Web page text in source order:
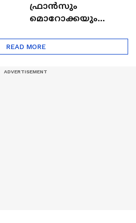
ഫ്രാൻസും
മൊറോക്കയും
World Cup 2026 |
France | Morocco
READ MORE